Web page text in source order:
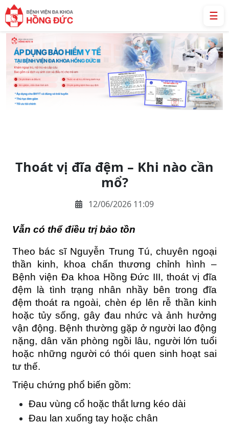
☰
Thoát vị đĩa đệm – Khi nào cần
mổ?
12/06/2026 11:09
Vẫn có thể điều trị bảo tồn
Theo bác sĩ Nguyễn Trung Tú, chuyên ngoại
thần kinh, khoa chấn thương chỉnh hình –
Bệnh viện Đa khoa Hồng Đức III, thoát vị đĩa
đệm là tình trạng nhân nhầy bên trong đĩa
đệm thoát ra ngoài, chèn ép lên rễ thần kinh
hoặc tủy sống, gây đau nhức và ảnh hưởng
vận động. Bệnh thường gặp ở người lao động
nặng, dân văn phòng ngồi lâu, người lớn tuổi
hoặc những người có thói quen sinh hoạt sai
tư thế.
Triệu chứng phổ biến gồm:
Đau vùng cổ hoặc thắt lưng kéo dài
Đau lan xuống tay hoặc chân